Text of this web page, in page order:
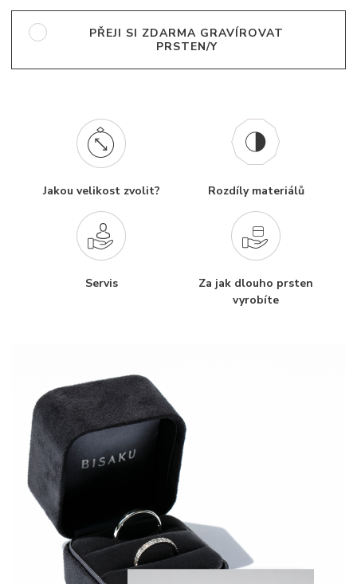
PŘEJI SI ZDARMA GRAVÍROVAT
PRSTEN/Y
Jakou velikost zvolit? Rozdíly materiálů
Servis
Za jak dlouho prsten
vyrobíte